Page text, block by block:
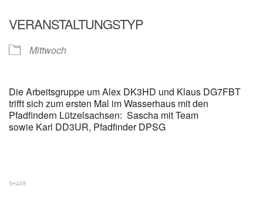
VERANSTALTUNGSTYP
Mittwoch
Die Arbeitsgruppe um Alex DK3HD und Klaus DG7FBT
trifft sich zum ersten Mal im Wasserhaus mit den
Pfadfindern Lützelsachsen: Sascha mit Team
sowie Karl DD3UR, Pfadfinder DPSG
SHARE